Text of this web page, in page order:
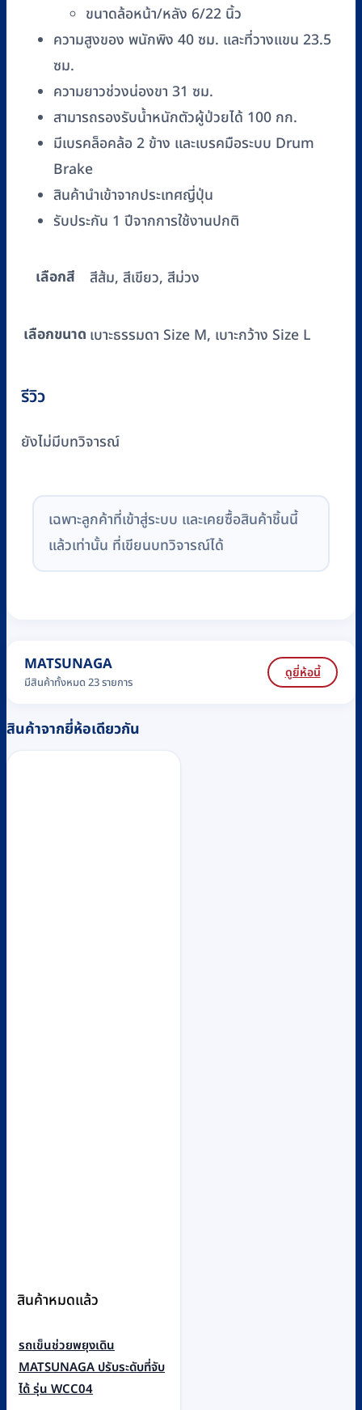
ขนาดล้อหน้า/หลัง 6/22 นิ้ว
ความสูงของ พนักพิง 40 ซม. และที่วางแขน 23.5
ซม.
ความยาวช่วงน่องขา 31 ซม.
สามารถรองรับน้ำหนักตัวผู้ป่วยได้ 100 กก.
มีเบรคล็อคล้อ 2 ข้าง และเบรคมือระบบ Drum
Brake
สินค้านำเข้าจากประเทศญี่ปุ่น
รับประกัน 1 ปีจากการใช้งานปกติ
เลือกสี สีส้ม, สีเขียว, สีม่วง
เลือกขนาด เบาะธรรมดา Size M, เบาะกว้าง Size L
รีวิว
ยังไม่มีบทวิจารณ์
เฉพาะลูกค้าที่เข้าสู่ระบบ และเคยซื้อสินค้าชิ้นนี้
แล้วเท่านั้น ที่เขียนบทวิจารณ์ได้
MATSUNAGA
มีสินค้าทั้งหมด 23 รายการ
ดูยี่ห้อนี้
สินค้าจากยี่ห้อเดียวกัน
สินค้าหมดแล้ว
รถเข็นช่วยพยุงเดิน
MATSUNAGA ปรับระดับที่จับ
ได้ รุ่น WCC04